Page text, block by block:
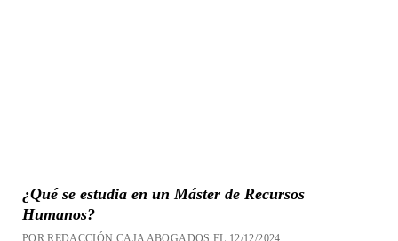
¿Qué se estudia en un Máster de Recursos
Humanos?